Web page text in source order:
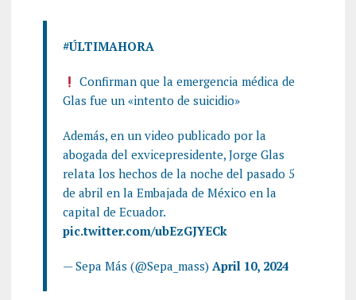
#ÚLTIMAHORA
Confirman que la emergencia médica de
Glas fue un «intento de suicidio»
Además, en un video publicado por la
abogada del exvicepresidente, Jorge Glas
relata los hechos de la noche del pasado 5
de abril en la Embajada de México en la
capital de Ecuador.
pic.twitter.com/ubEzGJYECk
— Sepa Más (@Sepa_mass) April 10, 2024